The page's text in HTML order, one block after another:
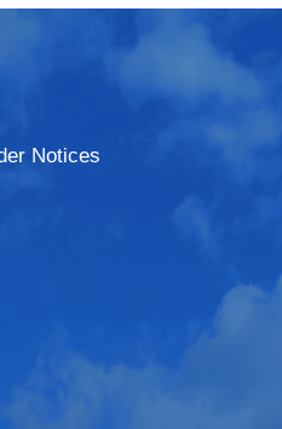
Notices